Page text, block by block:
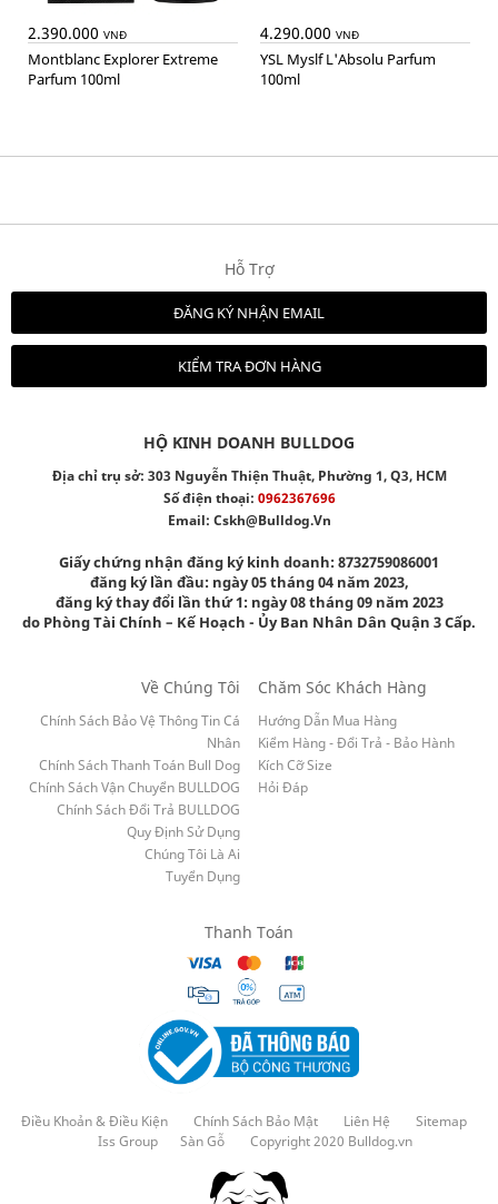
2.390.000 VNĐ
Montblanc Explorer Extreme
Parfum 100ml
4.290.000 VNĐ
YSL Myslf L'Absolu Parfum
100ml
Hỗ Trợ
ĐĂNG KÝ NHẬN EMAIL
KIỂM TRA ĐƠN HÀNG
HỘ KINH DOANH BULLDOG
Địa chỉ trụ sở: 303 Nguyễn Thiện Thuật, Phường 1, Q3, HCM
Số điện thoại: 0962367696
Email: Cskh@bulldog.vn
Giấy chứng nhận đăng ký kinh doanh: 8732759086001
đăng ký lần đầu: ngày 05 tháng 04 năm 2023,
đăng ký thay đổi lần thứ 1: ngày 08 tháng 09 năm 2023
do Phòng Tài Chính – Kế Hoạch - Ủy Ban Nhân Dân Quận 3 Cấp.
Về Chúng Tôi
Chính Sách Bảo Vệ Thông Tin Cá
Nhân
Chính Sách Thanh Toán Bull Dog
Chính Sách Vận Chuyển BULLDOG
Chính Sách Đổi Trả BULLDOG
Quy Định Sử Dụng
Chúng Tôi Là Ai
Tuyển Dụng
Chăm Sóc Khách Hàng
Hướng Dẫn Mua Hàng
Kiểm Hàng - Đổi Trả - Bảo Hành
Kích Cỡ Size
Hỏi Đáp
Thanh Toán
Điều Khoản & Điều Kiện Chính Sách Bảo Mật Liên Hệ
Sitemap
Iss Group
Sàn Gỗ Copyright 2020 Bulldog.vn